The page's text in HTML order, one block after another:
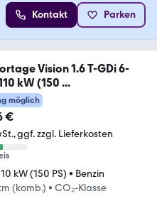
Kontakt Parken
Vision 1.6 T-GDi 6-
kW (150 ...
möglich
€
ggf. zzgl. Lieferkosten
kW (150 PS) • Benzin
(komb.) • CO₂-Klasse